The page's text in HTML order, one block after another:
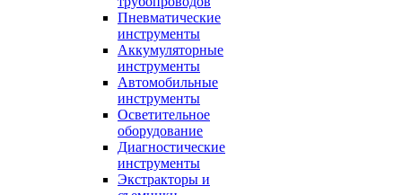
Пневматические
инструменты
Аккумуляторные
инструменты
Автомобильные
инструменты
Осветительное
оборудование
Диагностические
инструменты
Экстракторы и